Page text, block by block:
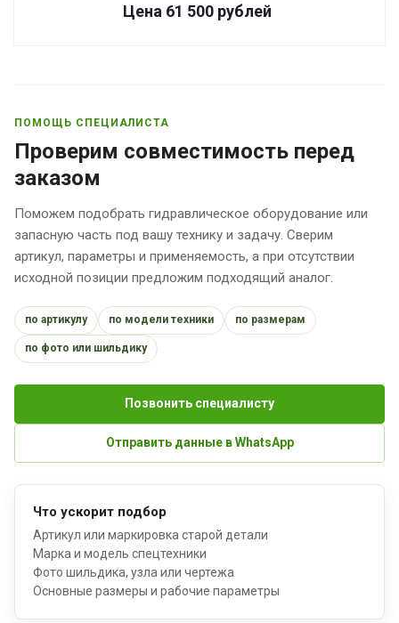
Цена 61 500 рублей
ПОМОЩЬ СПЕЦИАЛИСТА
Проверим совместимость перед
заказом
Поможем подобрать гидравлическое оборудование или
запасную часть под вашу технику и задачу. Сверим
артикул, параметры и применяемость, а при отсутствии
исходной позиции предложим подходящий аналог.
по артикулу по модели техники по размерам
по фото или шильдику
Позвонить специалисту
Отправить данные в WhatsApp
Что ускорит подбор
Артикул или маркировка старой детали
Марка и модель спецтехники
Фото шильдика, узла или чертежа
Основные размеры и рабочие параметры